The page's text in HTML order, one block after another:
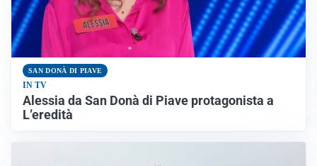
SAN DONÀ DI PIAVE
IN TV
Alessia da San Donà di Piave protagonista a
L’eredità